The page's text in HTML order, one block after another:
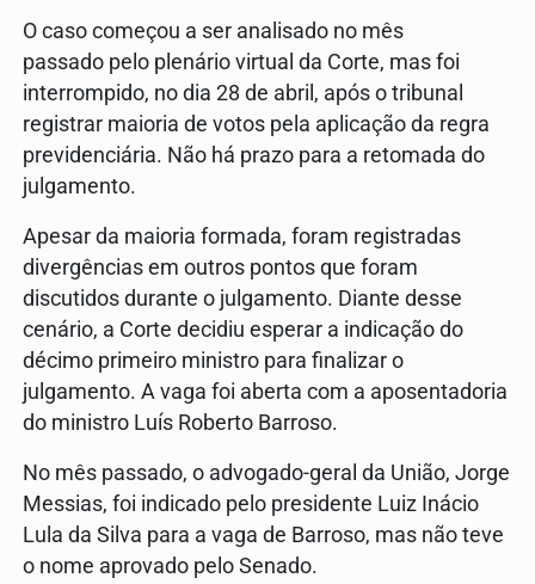
O caso começou a ser analisado no mês
passado pelo plenário virtual da Corte, mas foi
interrompido, no dia 28 de abril, após o tribunal
registrar maioria de votos pela aplicação da regra
previdenciária. Não há prazo para a retomada do
julgamento.
Apesar da maioria formada, foram registradas
divergências em outros pontos que foram
discutidos durante o julgamento. Diante desse
cenário, a Corte decidiu esperar a indicação do
décimo primeiro ministro para finalizar o
julgamento. A vaga foi aberta com a aposentadoria
do ministro Luís Roberto Barroso.
No mês passado, o advogado-geral da União, Jorge
Messias, foi indicado pelo presidente Luiz Inácio
Lula da Silva para a vaga de Barroso, mas não teve
o nome aprovado pelo Senado.